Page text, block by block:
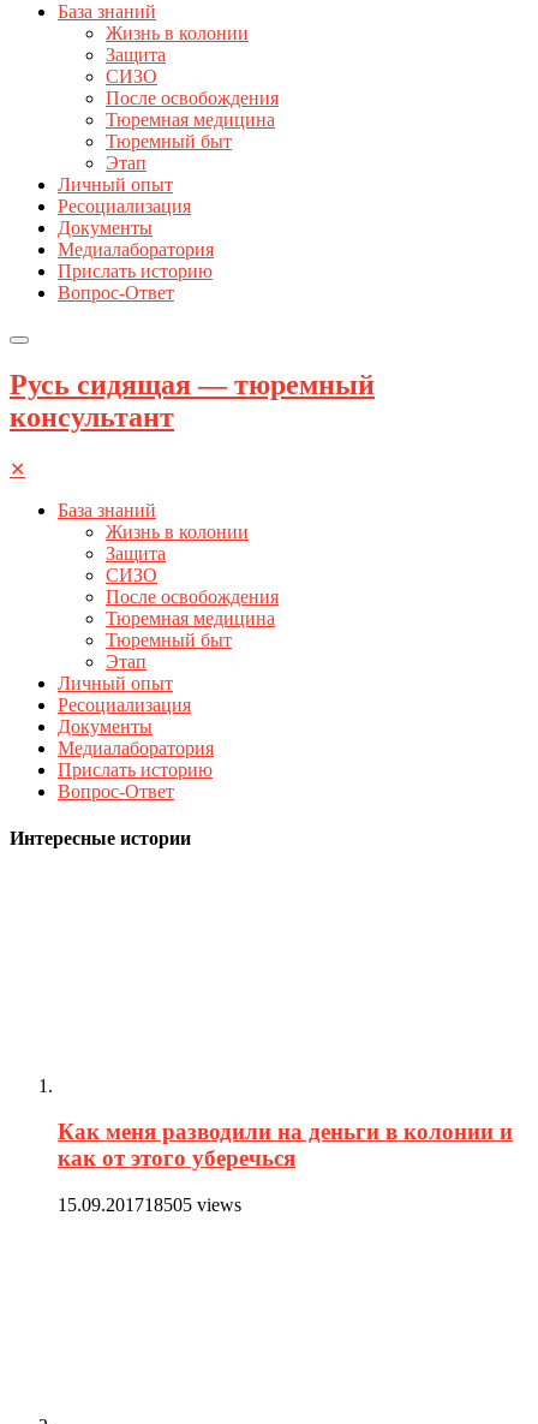
База знаний
Жизнь в колонии
Защита
СИЗО
После освобождения
Тюремная медицина
Тюремный быт
Этап
Личный опыт
Ресоциализация
Документы
Медиалаборатория
Прислать историю
Вопрос-Ответ
Русь сидящая — тюремный
консультант
✕
База знаний
Жизнь в колонии
Защита
СИЗО
После освобождения
Тюремная медицина
Тюремный быт
Этап
Личный опыт
Ресоциализация
Документы
Медиалаборатория
Прислать историю
Вопрос-Ответ
Интересные истории
Как меня разводили на деньги в колонии и
как от этого уберечься
15.09.201718505 views